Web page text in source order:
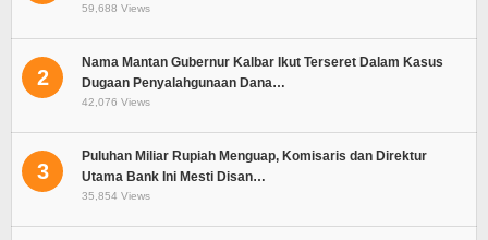
59,688 Views
2
Nama Mantan Gubernur Kalbar Ikut Terseret Dalam Kasus
Dugaan Penyalahgunaan Dana…
42,076 Views
3
Puluhan Miliar Rupiah Menguap, Komisaris dan Direktur
Utama Bank Ini Mesti Disan…
35,854 Views